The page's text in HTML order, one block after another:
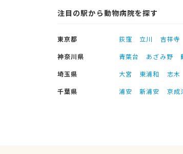
注目の駅から動物病院を探す
東京都 荻窪 立川 吉祥寺
神奈川県
青葉台 あざみ野
埼玉県
大宮 東浦和 志木
千葉県
浦安 新浦安 京成